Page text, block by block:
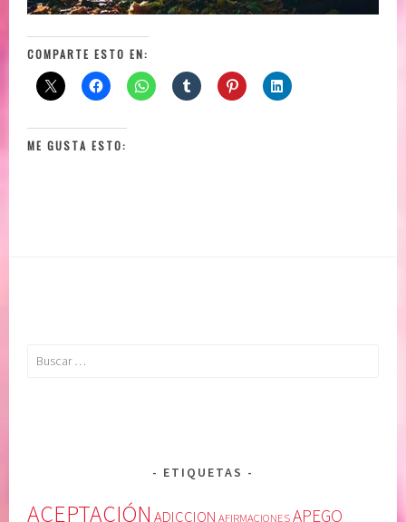
COMPARTE ESTO EN:
ME GUSTA ESTO:
Buscar:
ETIQUETAS
ACEPTACIÓN ADICCION AFIRMACIONES APEGO